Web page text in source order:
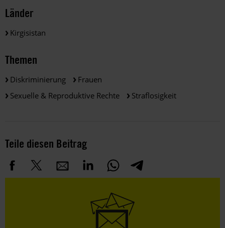
Länder
Kirgisistan
Themen
Diskriminierung
Frauen
Sexuelle & Reproduktive Rechte
Straflosigkeit
Teile diesen Beitrag